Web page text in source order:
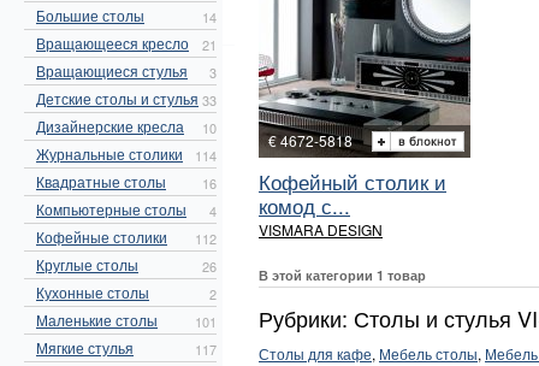
Большие столы 14
Вращающееся кресло 21
Вращающиеся стулья 3
Детские столы и стулья 33
Дизайнерские кресла 10
Журнальные столики 114
Квадратные столы 16
Компьютерные столы 4
Кофейные столики 112
Круглые столы 26
Кухонные столы 2
Маленькие столы 101
Мягкие стулья 117
€ 4672-5818
Кофейный столик и
комод с...
VISMARA DESIGN
В этой категории 1 товар
Рубрики: Столы и стулья
Столы для кафе, Мебель столы, Мебель